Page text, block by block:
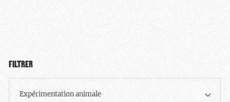
FILTRER
Expérimentation animale